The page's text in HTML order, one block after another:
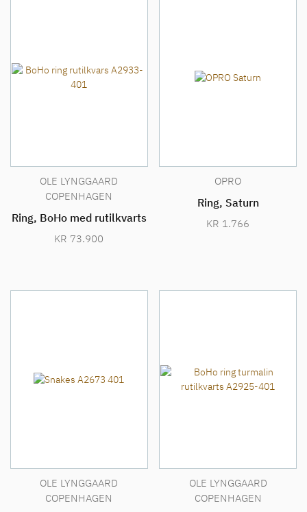
OLE LYNGGAARD
COPENHAGEN
Ring, BoHo med rutilkvarts
KR 73.900
OPRO
Ring, Saturn
KR 1.766
OLE LYNGGAARD
COPENHAGEN
OLE LYNGGAARD
COPENHAGEN